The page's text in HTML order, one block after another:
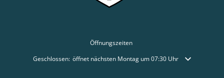
Öffnungszeiten
Klicken, um weitere Öffnungs- oder Schließzeiten auszublenden
Geschlossen: öffnet nächsten Montag um 07:30 Uhr